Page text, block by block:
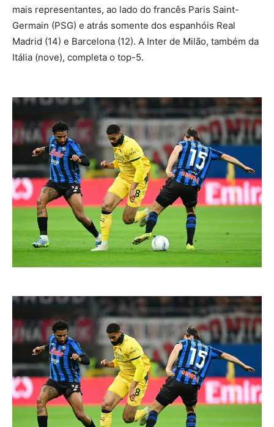
mais representantes, ao lado do francês Paris Saint-
Germain (PSG) e atrás somente dos espanhóis Real
Madrid (14) e Barcelona (12). A Inter de Milão, também da
Itália (nove), completa o top-5.